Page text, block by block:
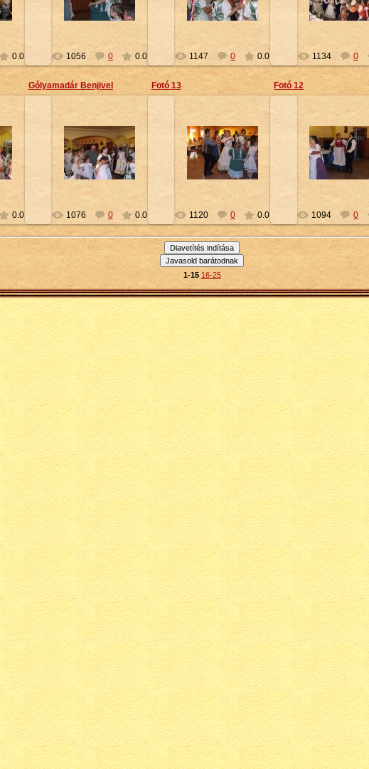
0.0
Petty
1056 0 0.0
Petty
1147 0 0.0
Petty
1134 0
0.0
Gólyamadár Benjivel
2010-02-16
Petty
1076 0 0.0
Fotó 13
2010-02-16
Petty
1120 0 0.0
Fotó 12
2010-02-16
Petty
1094 0
1-15 16-25